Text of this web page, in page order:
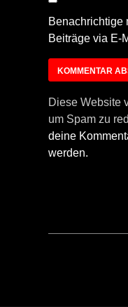
Benachrichtige
Beiträge via E-
Diese Website
um Spam zu
deine
werden.